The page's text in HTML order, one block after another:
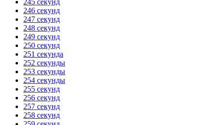
245 секунд
246 секунд
247 секунд
248 секунд
249 секунд
250 секунд
251 секунда
252 секунды
253 секунды
254 секунды
255 секунд
256 секунд
257 секунд
258 секунд